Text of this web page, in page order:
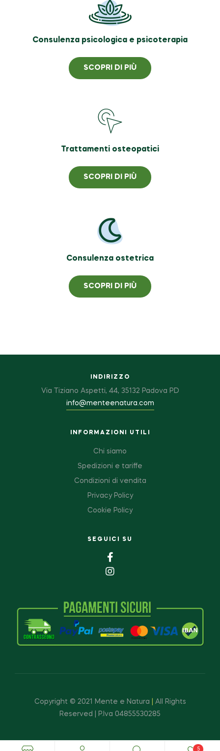
Consulenza psicologica e psicoterapia
SCOPRI DI PIÙ
Trattamenti osteopatici
SCOPRI DI PIÙ
Consulenza ostetrica
SCOPRI DI PIÙ
INDIRIZZO
Via Tiziano Aspetti, 44, 35132 Padova PD
info@menteenatura.com
INFORMAZIONI UTILI
Chi siamo
Spedizioni e tariffe
Condizioni di vendita
Privacy Policy
Cookie Policy
SEGUICI SU
Copyright © 2021 Mente e Natura
All Rights
Reserved | P.Iva 04855530285
5